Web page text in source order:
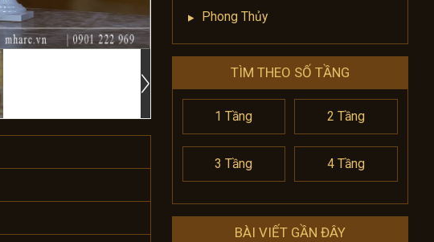
Phong Thủy
TÌM THEO SỐ TẦNG
1 Tầng 2 Tầng
3 Tầng 4 Tầng
BÀI VIẾT GẦN ĐÂY